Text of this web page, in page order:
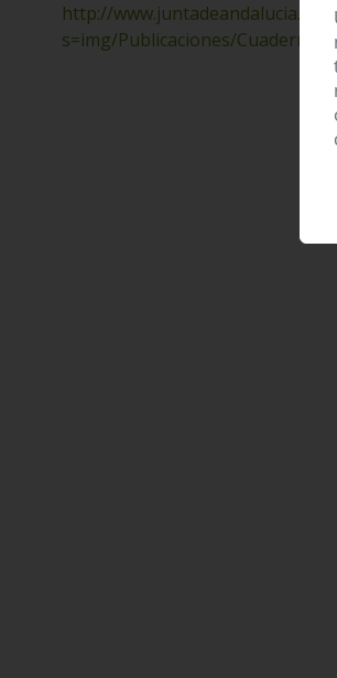
http://www.juntadeandalucia.es/
s=img/Publicaciones/